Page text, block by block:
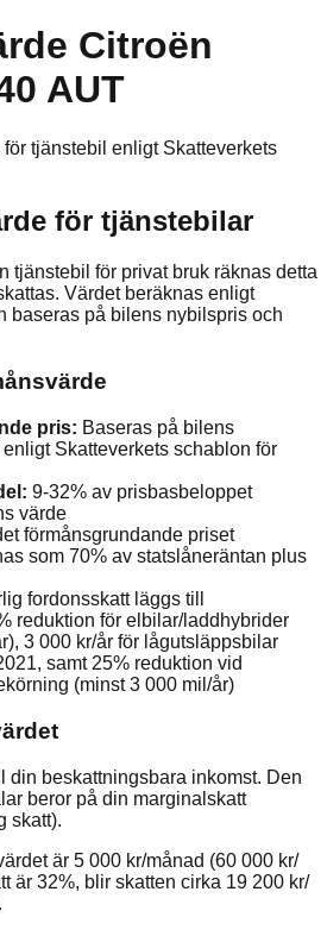
Citroën
AUT
tjänstebil enligt Skatteverkets
för tjänstebilar
tjänstebil för privat bruk räknas detta
Värdet beräknas enligt
baseras på bilens nybilspris och
pris: Baseras på bilens
Skatteverkets schablon för
9-32% av prisbasbeloppet
värde
förmånsgrundande priset
som 70% av statslåneräntan plus
fordonsskatt läggs till
reduktion för elbilar/laddhybrider
3 000 kr/år för lågutsläppsbilar
samt 25% reduktion vid
(minst 3 000 mil/år)
din beskattningsbara inkomst. Den
beror på din marginalskatt
skatt).
är 5 000 kr/månad (60 000 kr/
är 32%, blir skatten cirka 19 200 kr/